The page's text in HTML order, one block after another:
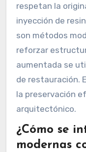
respetan la
inyección de
son métodos
reforzar
aumentada se
de restauración.
la preservación
arquitectónico.
¿Cómo se
modernas